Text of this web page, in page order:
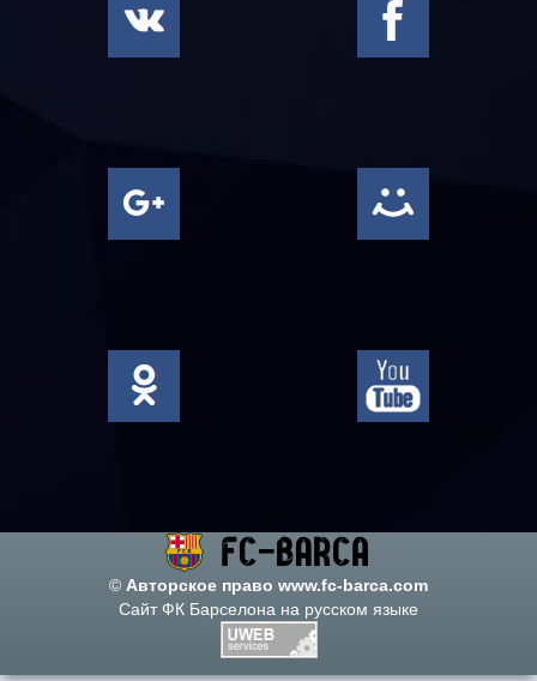
© Авторское право www.fc-barca.com
Сайт ФК Барселона на русском языке